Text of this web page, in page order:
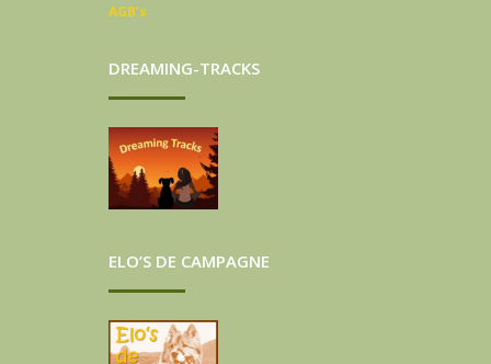
AGB’s
DREAMING-TRACKS
ELO’S DE CAMPAGNE